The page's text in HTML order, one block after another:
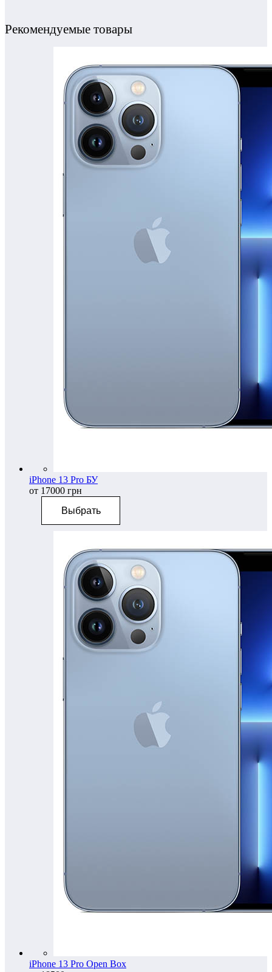
Рекомендуемые товары
iPhone 13 Pro БУ
от 17000 грн
Выбрать
iPhone 13 Pro Open Box